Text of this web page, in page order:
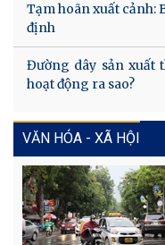
Tạm hoãn xuất cảnh:
định
Đường dây sản xuất
hoạt động ra sao?
VĂN HÓA - XÃ HỘI